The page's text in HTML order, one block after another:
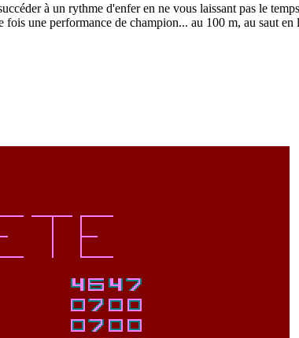
à un rythme d'enfer en ne vous laissant pas le
une performance de champion... au 100 m, au saut